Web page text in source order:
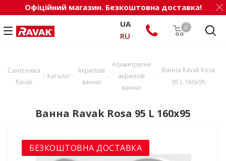
Офіційний магазин. Безкоштовна доставка!
0
UA
RU
Сантехніка
Ravak
- Каталог -
Акрилові
ванни
-
Асиметричні
акрилові
ванни
-
Ванна Ravak Rosa
95 L 160х95
Ванна Ravak Rosa 95 L 160х95
БЕЗКОШТОВНА ДОСТАВКА